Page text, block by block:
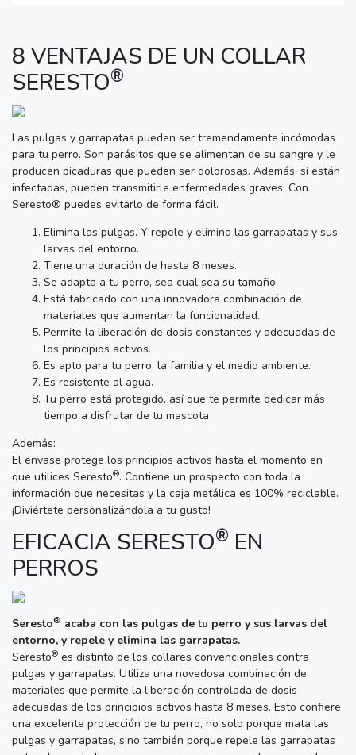
8 VENTAJAS DE UN COLLAR
SERESTO®
Las pulgas y garrapatas pueden ser tremendamente incómodas
para tu perro. Son parásitos que se alimentan de su sangre y le
producen picaduras que pueden ser dolorosas. Además, si están
infectadas, pueden transmitirle enfermedades graves. Con
Seresto® puedes evitarlo de forma fácil.
Elimina las pulgas. Y repele y elimina las garrapatas y sus
larvas del entorno.
Tiene una duración de hasta 8 meses.
Se adapta a tu perro, sea cual sea su tamaño.
Está fabricado con una innovadora combinación de
materiales que aumentan la funcionalidad.
Permite la liberación de dosis constantes y adecuadas de
los principios activos.
Es apto para tu perro, la familia y el medio ambiente.
Es resistente al agua.
Tu perro está protegido, así que te permite dedicar más
tiempo a disfrutar de tu mascota
Además:
El envase protege los principios activos hasta el momento en
que utilices Seresto®. Contiene un prospecto con toda la
información que necesitas y la caja metálica es 100% reciclable.
¡Diviértete personalizándola a tu gusto!
EFICACIA SERESTO® EN
PERROS
Seresto® acaba con las pulgas de tu perro y sus larvas del
entorno, y repele y elimina las garrapatas.
Seresto® es distinto de los collares convencionales contra
pulgas y garrapatas. Utiliza una novedosa combinación de
materiales que permite la liberación controlada de dosis
adecuadas de los principios activos hasta 8 meses. Esto confiere
una excelente protección de tu perro, no solo porque mata las
pulgas y garrapatas, sino también porque repele las garrapatas